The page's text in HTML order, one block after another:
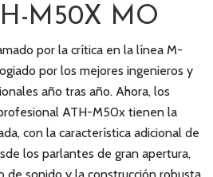
M50X MO
por la crítica en la línea M-
por los mejores ingenieros y
año tras año. Ahora, los
ATH-M50x tienen la
con la característica adicional de
los parlantes de gran apertura,